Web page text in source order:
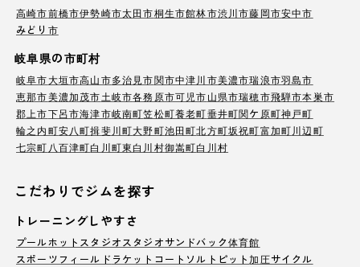
高崎市前橋市伊勢崎市太田市桐生市館林市渋川市藤岡市安中市
みどり市
岐阜県の市町村
岐阜市大垣市高山市多治見市関市中津川市美濃市瑞浪市羽島市
恵那市美濃加茂市土岐市各務原市可児市山県市瑞穂市飛騨市本巣市
郡上市下呂市海津市岐南町笠松町養老町垂井町関ケ原町神戸町
輪之内町安八町揖斐川町大野町池田町北方町坂祝町富加町川辺町
七宗町 八百津町白川町東白川村御嵩町白川村
こだわりでジムを探す
トレーニングしやすさ
プールホットスタジオ スタジオサンドバック体育館
スポーツフィールド ラケットコート ソルトピット加圧サイクル